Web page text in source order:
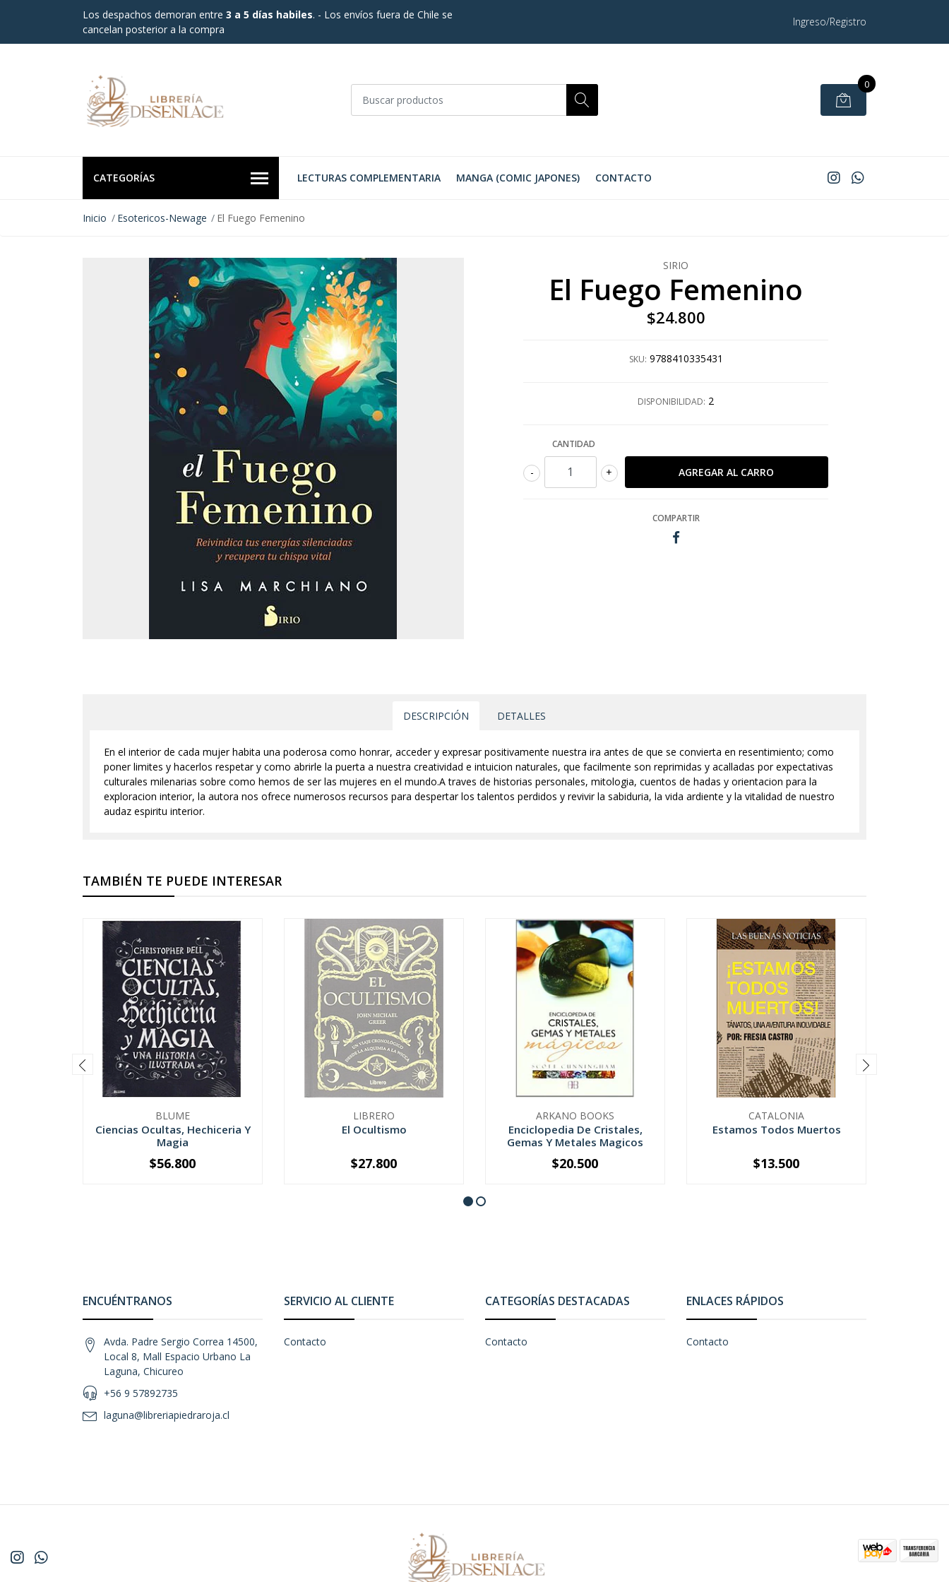
Los despachos demoran entre 3 a 5 días habiles. - Los envíos fuera de Chile se
cancelan posterior a la compra
Ingreso/Registro
0
CATEGORÍAS LECTURAS COMPLEMENTARIA MANGA (COMIC JAPONES) CONTACTO
Inicio Esotericos-Newage El Fuego Femenino
SIRIO
El Fuego Femenino
$24.800
SKU: 9788410335431
DISPONIBILIDAD: 2
CANTIDAD
+
-
COMPARTIR
DESCRIPCIÓN DETALLES
En el interior de cada mujer habita una poderosa como honrar, acceder y expresar positivamente nuestra ira antes de que se convierta en resentimiento; como
poner limites y hacerlos respetar y como abrirle la puerta a nuestra creatividad e intuicion naturales, que facilmente son reprimidas y acalladas por expectativas
culturales milenarias sobre como hemos de ser las mujeres en el mundo.A traves de historias personales, mitologia, cuentos de hadas y orientacion para la
exploracion interior, la autora nos ofrece numerosos recursos para despertar los talentos perdidos y revivir la sabiduria, la vida ardiente y la vitalidad de nuestro
audaz espiritu interior.
TAMBIÉN TE PUEDE INTERESAR
BLUME
Ciencias Ocultas, Hechiceria Y
Magia
+
$56.800
LIBRERO
El Ocultismo
SOLD OUT
$27.800
ARKANO BOOKS
Enciclopedia De Cristales,
Gemas Y Metales Magicos
+
$20.500
CATALONIA
Estamos Todos Muertos
+
$13.500
ENCUÉNTRANOS
Avda. Padre Sergio Correa 14500,
Local 8, Mall Espacio Urbano La
Laguna, Chicureo
+56 9 57892735
laguna@libreriapiedraroja.cl
SERVICIO AL CLIENTE
Contacto
CATEGORÍAS DESTACADAS
Contacto
ENLACES RÁPIDOS
Contacto